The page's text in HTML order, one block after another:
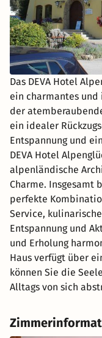
**Ihre Zeit, Ihre
bewusst nicht im
Touren flexibel
See, eine Pause in
spontaner Stopp in
wie Ihr Tag verläuft. **Kulinarik im Hotel:** Bleiben Sie
im Haus, erwartet
Unser Küchenchef
geprägte à-la-carte-
Gästen
hochwertig
Highlight und
**Idealer
Alpenglück liegt
Reichenhall,
sowie in die
erreichbar und
Tagen auf dem E-Bike. Jetzt aktiv erholen,
genießen und das
dem E-Bike
Das DEVA Hotel
ein charmantes
der
ein idealer
Entspannung und
DEVA Hotel
alpenländische
Charme. Insgesamt
perfekte
Service,
Entspannung und
und Erholung
Haus verfügt über
können Sie die
Alltags von sich